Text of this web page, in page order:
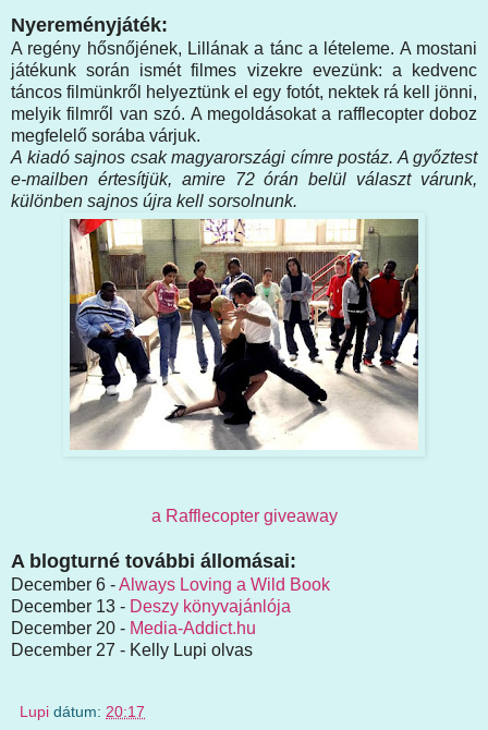
Nyereményjáték:
A regény hősnőjének, Lillának a tánc a lételeme. A mostani
játékunk során ismét filmes vizekre evezünk: a kedvenc
táncos filmünkről helyeztünk el egy fotót, nektek rá kell jönni,
melyik filmről van szó. A megoldásokat a rafflecopter doboz
megfelelő sorába várjuk.
A kiadó sajnos csak magyarországi címre postáz. A győztest
e-mailben értesítjük, amire 72 órán belül választ várunk,
különben sajnos újra kell sorsolnunk.
a Rafflecopter giveaway
A blogturné további állomásai:
December 6 -Always Loving a Wild Book
December 13 - Deszy könyvajánlója
December 20 - Media-Addict.hu
December 27 - Kelly Lupi olvas
Lupi dátum: 20:17